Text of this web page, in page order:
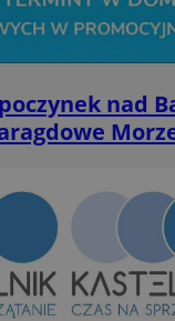
nad